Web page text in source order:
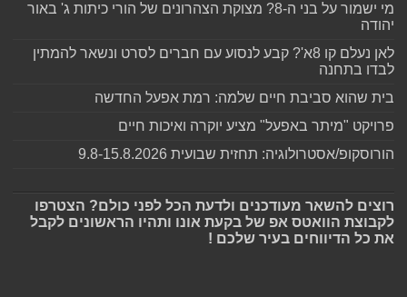
מי ישמור על בני ה-8? מצוקת הצהרונים של הורי כיתות ג' באור
יהודה
לאן נעלם קו 8א'? קבע לנסוע עם חברים לסרט ונשאר להמתין
לבדו בתחנה
בית שהוא סביבת חיים שלמה: רמת אפעל החדשה
פרויקט "מיתר באפעל" מציע יוקרה ואיכות חיים
הורוסקופ/אסטרולוגיה: תחזית שבועית 9.8-15.8.2026
רוצים להשאר מעודכנים ולדעת הכל לפני כולם? הצטרפו
לקבוצת הוואטס אפ של בקעת אונו ותהיו הראשונים לקבל
את כל הדיווחים בעיר שלכם !